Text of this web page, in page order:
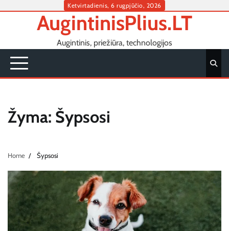
Ketvirtadienis, 6 rugpjūčio, 2026
AugintinisPlius.LT
Augintinis, priežiūra, technologijos
Žyma: Šypsosi
Home Šypsosi